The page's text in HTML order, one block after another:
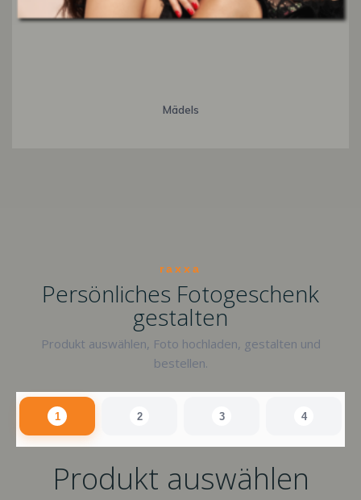
Mädels
raxxa
Persönliches Fotogeschenk
gestalten
Produkt auswählen, Foto hochladen, gestalten und
bestellen.
1 2 3 4
Produkt auswählen